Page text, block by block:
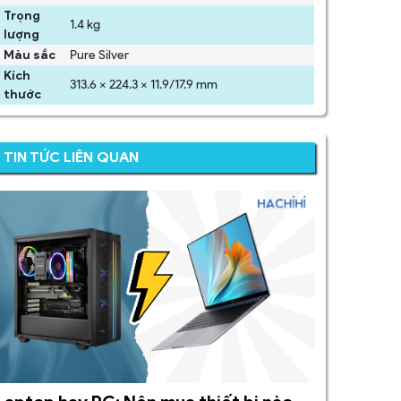
Trọng
lượng
1.4 kg
Màu sắc
Pure Silver
Kích
thước
313.6 x 224.3 x 11.9/17.9 mm
TIN TỨC LIÊN QUAN